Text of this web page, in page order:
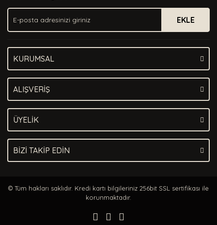
Ürün fiyatı diğer sitelerden daha pahalı.
Bu ürüne benzer farklı alternatifler olmalı.
EKLE
KURUMSAL
ALIŞVERİŞ
ÜYELİK
BİZİ TAKİP EDİN
© Tüm hakları saklıdır. Kredi kartı bilgileriniz 256bit SSL sertifikası ile
korunmaktadır.